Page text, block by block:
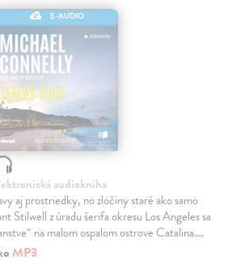
E-AUDIO
audiokniha
aj prostriedky, no zločiny staré ako samo
Stilwell z úradu šerifa okresu Los Angeles sa
na malom ospalom ostrove Catalina.…
MP3